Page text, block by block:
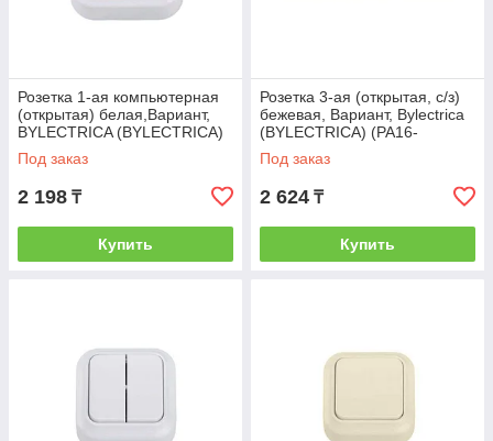
Розетка 1-ая компьютерная
(открытая) белая,Вариант,
BYLECTRICA (BYLECTRICA)
(РК18-5111)
Под заказ
2 198 ₸
Купить
Розетка 3-ая (открытая, с/з)
бежевая, Вариант, Bylectrica
(BYLECTRICA) (РА16-
0162бежевый)
Под заказ
2 624 ₸
Купить